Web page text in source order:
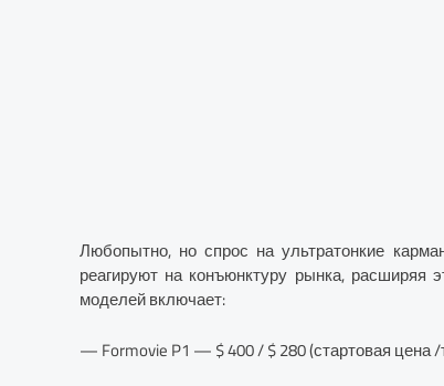
Любопытно, но спрос на ультратонкие
реагируют на конъюнктуру рынка, расширяя
моделей включает:
— Formovie P1 — $ 400 / $ 280 (стартовая цена